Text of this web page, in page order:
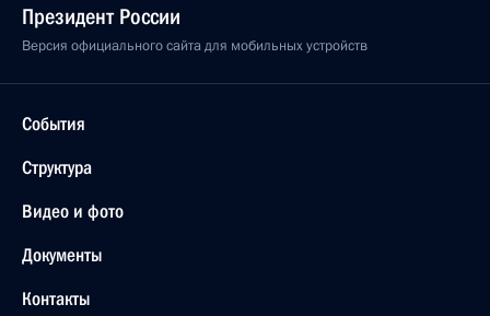
Президент России
Версия официального сайта для мобильных устройств
События
Структура
Видео и фото
Документы
Контакты